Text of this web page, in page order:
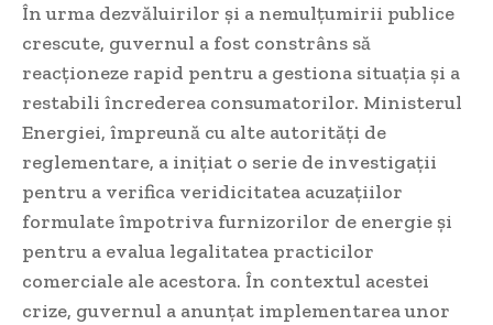
În urma dezvăluirilor și a nemulțumirii publice
crescute, guvernul a fost constrâns să
reacționeze rapid pentru a gestiona situația și a
restabili încrederea consumatorilor. Ministerul
Energiei, împreună cu alte autorități de
reglementare, a inițiat o serie de investigații
pentru a verifica veridicitatea acuzațiilor
formulate împotriva furnizorilor de energie și
pentru a evalua legalitatea practicilor
comerciale ale acestora. În contextul acestei
crize, guvernul a anunțat implementarea unor